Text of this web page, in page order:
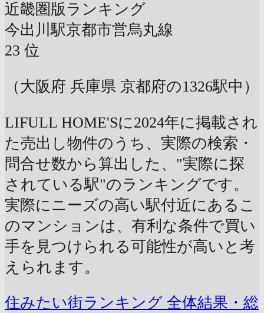
近畿圏版ランキング
今出川駅京都市営烏丸線
23 位
（大阪府 兵庫県 京都府の1326駅中）
LIFULL HOME'Sに2024年に掲載され
た売出し物件のうち、実際の検索・
問合せ数から算出した、"実際に探
されている駅"のランキングです。
実際にニーズの高い駅付近にあるこ
のマンションは、有利な条件で買い
手を見つけられる可能性が高いと考
えられます。
住みたい街ランキング 全体結果・総